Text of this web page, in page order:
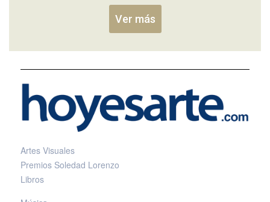
Ver más
Artes Visuales
Premios Soledad Lorenzo
Libros